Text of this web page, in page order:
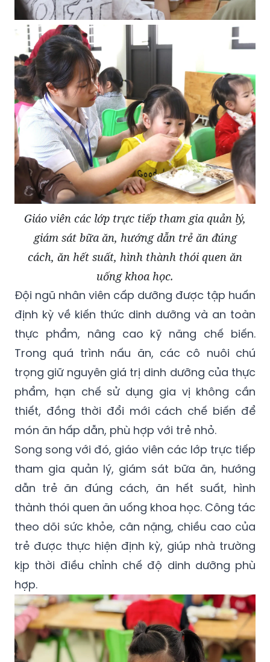
Giáo viên các lớp trực tiếp tham gia quản lý,
giám sát bữa ăn, hướng dẫn trẻ ăn đúng
cách, ăn hết suất, hình thành thói quen ăn
uống khoa học.
Đội ngũ nhân viên cấp dưỡng được tập huấn
định kỳ về kiến thức dinh dưỡng và an toàn
thực phẩm, nâng cao kỹ năng chế biến.
Trong quá trình nấu ăn, các cô nuôi chú
trọng giữ nguyên giá trị dinh dưỡng của thực
phẩm, hạn chế sử dụng gia vị không cần
thiết, đồng thời đổi mới cách chế biến để
món ăn hấp dẫn, phù hợp với trẻ nhỏ.
Song song với đó, giáo viên các lớp trực tiếp
tham gia quản lý, giám sát bữa ăn, hướng
dẫn trẻ ăn đúng cách, ăn hết suất, hình
thành thói quen ăn uống khoa học. Công tác
theo dõi sức khỏe, cân nặng, chiều cao của
trẻ được thực hiện định kỳ, giúp nhà trường
kịp thời điều chỉnh chế độ dinh dưỡng phù
hợp.